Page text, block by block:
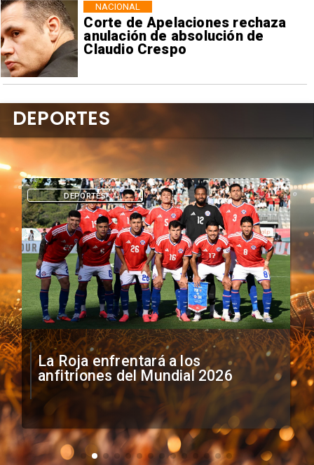
Corte de Apelaciones rechaza
anulación de absolución de
Claudio Crespo
NACIONAL
La Roja enfrentará a los
anfitriones del Mundial 2026
DEPORTES
DEPORTES